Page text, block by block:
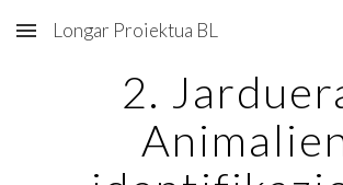
Skip to main content
Longar Proiektua BL
2.